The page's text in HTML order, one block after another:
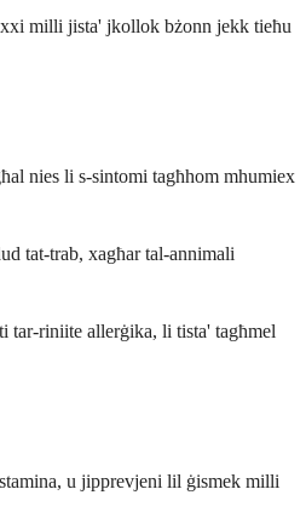
milli jista' jkollok bżonn jekk tieħu
nies li s-sintomi tagħhom mhumiex
tat-trab, xagħar tal-annimali
riniite allerġika, li tista' tagħmel
u jipprevjeni lil ġismek milli